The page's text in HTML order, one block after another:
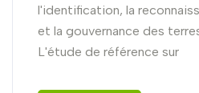
l'identification, la
et la gouvernance des
L'étude de référence sur